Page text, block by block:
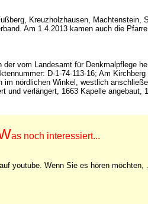
Kreuzholzhausen, Machtenstein,
Am 1.4.2013 kamen auch die
vom Landesamt für Denkmalpflege
D-1-74-113-16; Am
nördlichen Winkel, westlich
verlängert, 1663 Kapelle angebaut,
as noch interessiert...
youtube. Wenn Sie es hören möchten,